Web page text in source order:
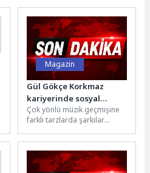
teknoloji trendlerine ayak
uydurmak, SEO
stratejilerinizi güncel...
Magazin
Gül Gökçe Korkmaz
kariyerinde sosyal
‘Darbe’ye hazırlanıyor
Çok yönlü müzik geçmişine
farklı tarzlarda şarkılar
Gökçe Korkmaz, kendini
daha...